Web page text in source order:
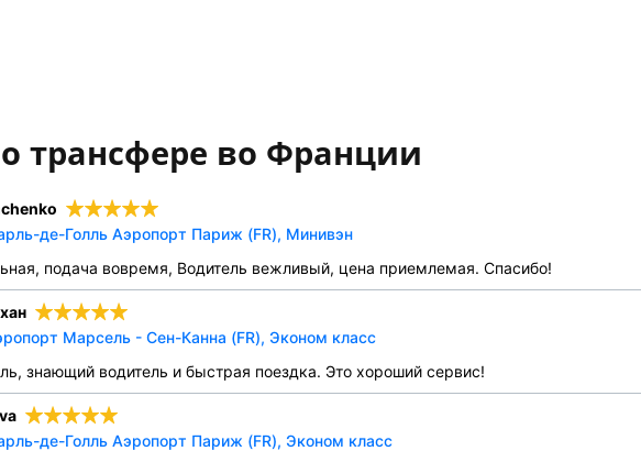
трансфере во Франции
де-Голль Аэропорт Париж (FR), Минивэн
подача вовремя, Водитель вежливый, цена приемлемая. Спасибо!
Марсель - Сен-Канна (FR), Эконом класс
знающий водитель и быстрая поездка. Это хороший сервис!
де-Голль Аэропорт Париж (FR), Эконом класс